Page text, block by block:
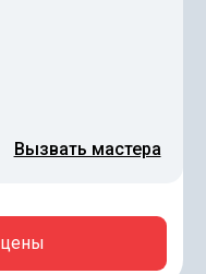
Вызвать мастера
Смотреть ещё цены